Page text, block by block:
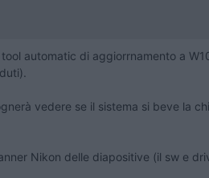
automatic di aggiorrnamento a
vedere se il sistema si beve la
Nikon delle diapositive (il sw e